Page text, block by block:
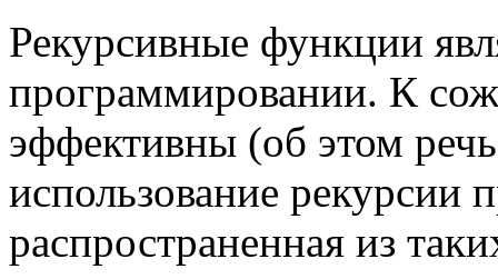
Рекурсивные функции
программировании. К
эффективны (об этом
использование рекурсии
распространенная из